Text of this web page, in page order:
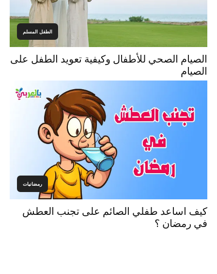
الطفل المسلم
الصيام الصحي للأطفال وكيفية تعويد الطفل على
الصيام
رمضانيات
كيف اساعد طفلي الصائم على تجنب العطش
في رمضان ؟